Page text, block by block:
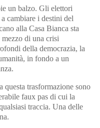
un balzo. Gli elettori
cambiare i destini del
alla Casa Bianca sta
di una crisi
della democrazia, la
in fondo a un
questa trasformazione sono
faux pas di cui la
traccia. Una delle